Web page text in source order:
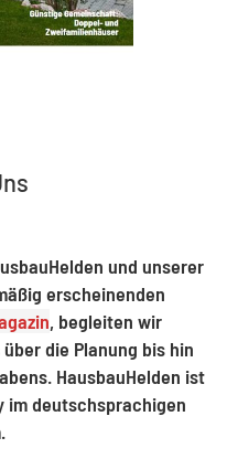
und unserer
erscheinenden
, begleiten wir
die Planung bis hin
HausbauHelden ist
im deutschsprachigen